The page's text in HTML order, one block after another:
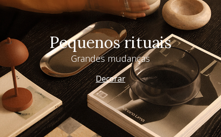
Pequenos rituais
Grandes mudanças
Decorar